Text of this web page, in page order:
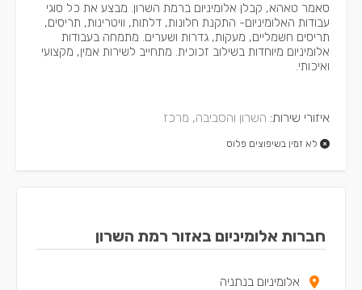
סאמר טאהא, קבלן אלומיניום ברמת השרון. מבצע את כל סוגי
עבודות האלומיניום- התקנת חלונות, דלתות, וויטרינות, תריסים,
תריסים חשמליים, מעקות, גדרות ושערים. מתמחה בעבודות
אלומיניום מיוחדות בשילוב זכוכית. מתחייב לשירות אמין, מקצועי
ואיכותי.
איזורי שירות: השרון והסביבה, מרכז
לא זמין בשיפוצים פלוס
חברות אלומיניום באזור רמת השרון
אלומיניום בנתניה